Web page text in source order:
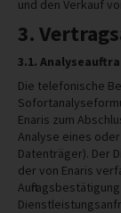
und den Verkauf
3.
3.1.
Die telefonische
Enaris zum
Analyse eines
Datenträger). Der
der von Enaris